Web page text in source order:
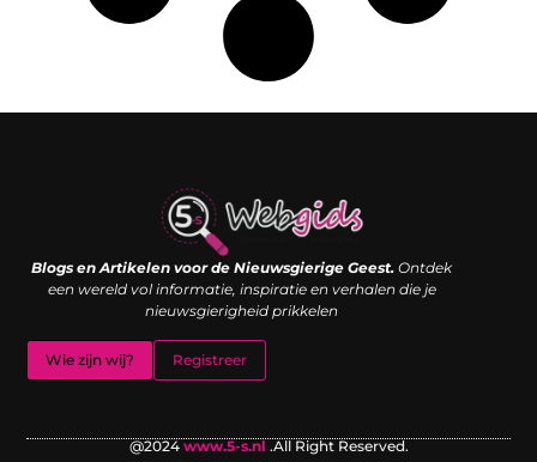
Blogs en Artikelen voor de Nieuwsgierige Geest. Ontdek
een wereld vol informatie, inspiratie en verhalen die je
nieuwsgierigheid prikkelen
Wie zijn wij? Registreer
@2024 www.5-s.nl .All Right Reserved.